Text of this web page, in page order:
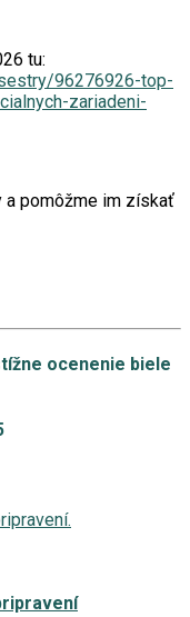
tu:
96276926-top-
zariadeni-
pomôžme im získať
ocenenie biele